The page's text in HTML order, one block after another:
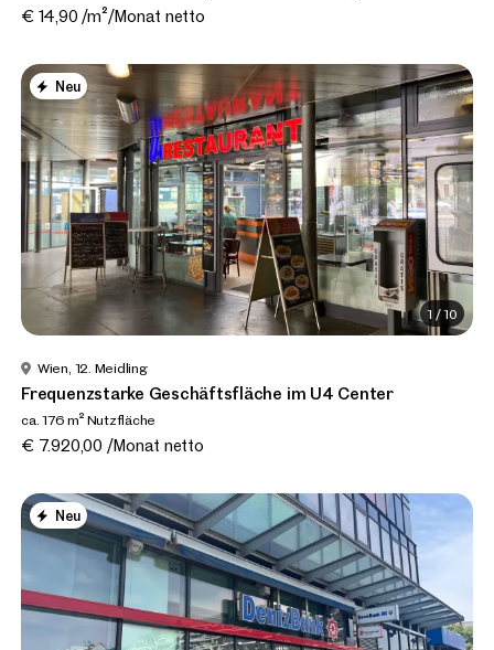
€ 14,90 /m²/Monat netto
Neu
1 /10
Wien, 12. Meidling
Frequenzstarke Geschäftsfläche im U4 Center
ca. 176 m² Nutzfläche
€ 7.920,00 /Monat netto
Neu